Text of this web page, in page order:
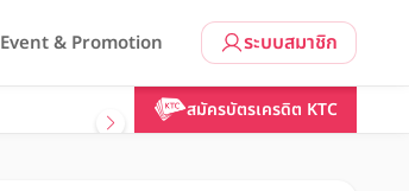
ระบบสมาชิก
Event & Promotion
สมัครบัตรเครดิต KTC